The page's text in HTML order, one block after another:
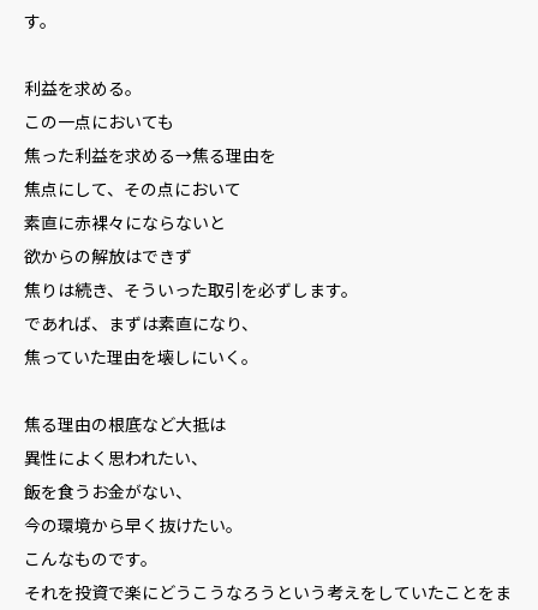
す。
利益を求める。
この一点においても
焦った利益を求める→焦る理由を
焦点にして、その点において
素直に赤裸々にならないと
欲からの解放はできず
焦りは続き、そういった取引を必ずします。
であれば、まずは素直になり、
焦っていた理由を壊しにいく。
焦る理由の根底など大抵は
異性によく思われたい、
飯を食うお金がない、
今の環境から早く抜けたい。
こんなものです。
それを投資で楽にどうこうなろうという考えをしていたことをま